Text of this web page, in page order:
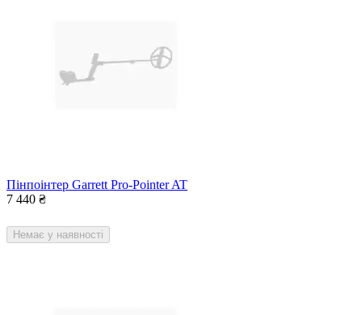
Пінпоінтер Garrett Pro-Pointer AT
7 440 ₴
Немає у наявності